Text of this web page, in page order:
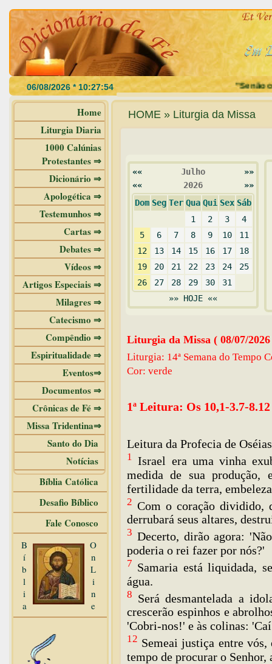
"Se não
Home
Liturgia Diaria
1000 Calúnias
Protestantes ⇒
Dicionário ⇒
Apologética ⇒
Testemunhos ⇒
Cartas ⇒
Debates ⇒
Vídeos ⇒
Artigos Especiais ⇒
Milagres ⇒
Catecismo ⇒
Compêndio ⇒
Espiritualidade ⇒
Eventos⇒
Documentos ⇒
Crônicas de Fé ⇒
Missa Tridentina⇒
Santo do Dia
Notícias
Bíblia Católica
Desafio Bíblico
Fale Conosco
B
í
b
l
i
a
O
n
L
i
n
e
HOME » Liturgia da Missa
«« Julho
»»
««
2026
»»
Dom Seg Ter Qua Qui Sex Sáb
1
2 3
4
5
6 7 8 9 10
11
12
13 14 15 16 17
18
19
20 21 22 23 24
25
26
27 28 29 30
31
»» HOJE ««
Liturgia da Missa ( 08/07/
Liturgia: 14ª Semana do Tempo
Cor: verde
1ª Leitura: Os 10,1-3.7-8.12
Leitura da Profecia de Oséias
1 Israel era uma vinha
medida de sua produção,
fertilidade da terra,
2 Com o coração dividido,
derrubará seus altares,
3 Decerto, dirão agora:
poderia o rei fazer por nós?'
7 Samaria está liquidada,
água.
8 Será desmantelada a
crescerão espinhos e
'Cobri-nos!' e às colinas:
12 Semeai justiça entre
tempo de procurar o Senhor,